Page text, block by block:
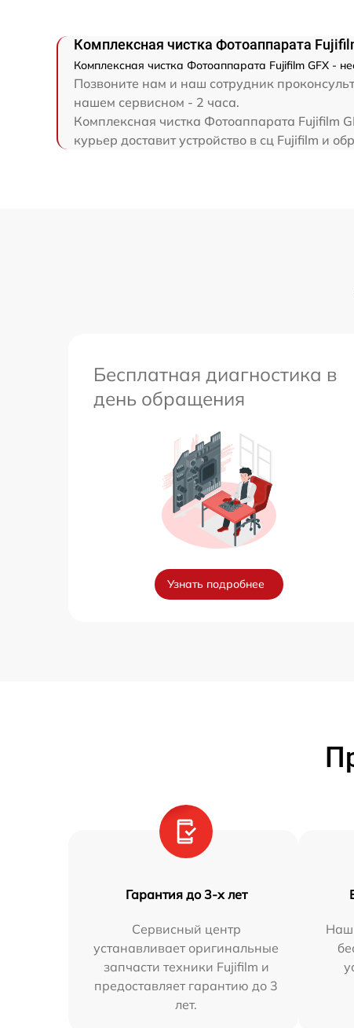
Комплексная чистка Фотоаппарата
Комплексная чистка Фотоаппарата Fujifilm GFX -
Позвоните нам и наш сотрудник
нашем сервисном - 2 часа.
Комплексная чистка Фотоаппарата Fujifilm
курьер доставит устройство в сц Fujifilm и
Бесплатная диагностика в
день обращения
Узнать подробнее
Гарантия до 3-х лет
Сервисный центр
устанавливает оригинальные
запчасти техники Fujifilm и
предоставляет гарантию до 3
лет.
Наш